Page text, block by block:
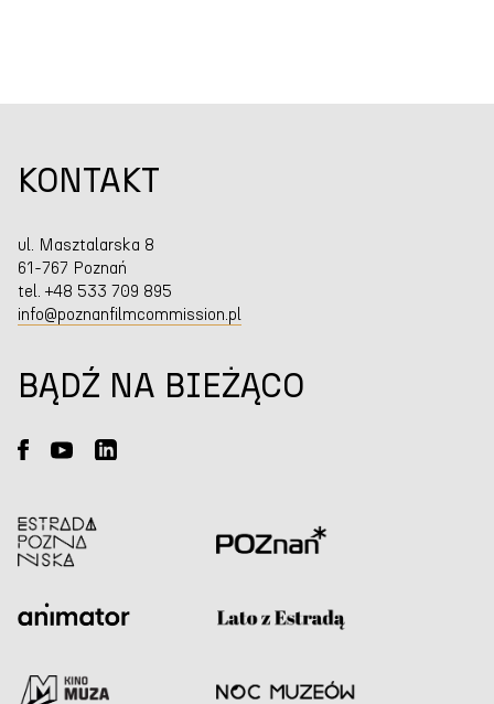
KONTAKT
ul. Masztalarska 8
61-767 Poznań
tel. +48 533 709 895
info@poznanfilmcommission.pl
BĄDŹ NA BIEŻĄCO